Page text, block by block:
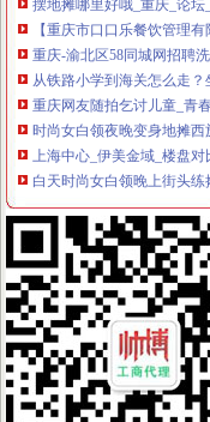
【重庆市口口乐餐饮管理有
重庆-渝北区58同城网招聘
从铁路小学到海关怎么走？
重庆网友随拍乞讨儿童_青
时尚女白领夜晚变身地摊西
上海中心_伊美金域_楼盘对
白天时尚女白领晚上街头练
重庆溜冰场：陈静健美城上
重庆溜冰场：乐道会健身游
恒大绿洲_伊美金域_楼盘对
重庆有哪些地方可以为一卡
宋记烤鸭（海关世纪英店）
【重庆60微博网友拍照解救
好多宝气。。我来问个不宝
从渝钢村到杨家坪怎么走？
博绘教育服务有限公司
杨家坪到海关怎么走？-住